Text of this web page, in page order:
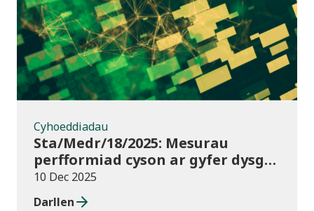
Cyhoeddiadau
Sta/Medr/18/2025: Mesurau
perfformiad cyson ar gyfer dysgu
ôl-16: Cyrchfannau dysgwyr, Awst
2021 i Orffennaf 2023
10 Dec 2025
Darllen